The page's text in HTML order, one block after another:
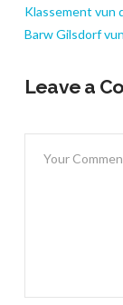
Klassement vun
Barw Gilsdorf
Leave a